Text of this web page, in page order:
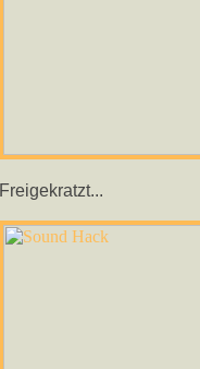
Freigekratzt...